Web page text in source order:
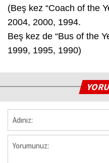
(Beş kez “Coach of the
2004, 2000, 1994.
Beş kez de “Bus of the
1999, 1995, 1990)